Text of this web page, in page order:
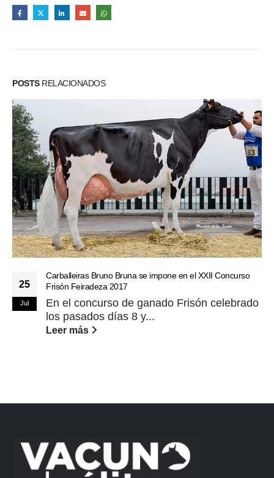
POSTSRELACIONADOS
25
Jul
Carballeiras Bruno Bruna se impone en el XXII Concurso
Frisón Feiradeza 2017
En el concurso de ganado Frisón celebrado
los pasados días 8 y...
Leer más